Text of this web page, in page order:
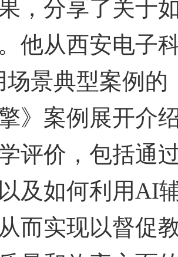
，分享了关于
他从西安电子
场景典型案例的
》案例展开介
评价，包括通
及如何利用AI
而实现以督促